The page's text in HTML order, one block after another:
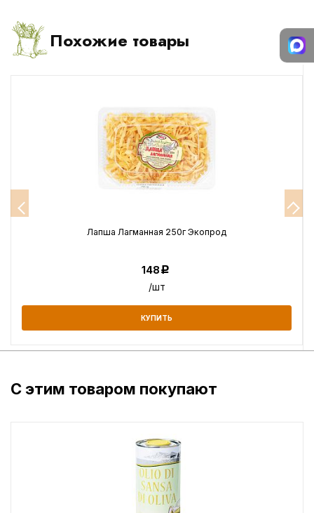
Похожие товары
Лапша Лагманная 250г Экопрод
148Р
/шт
КУПИТЬ
С этим товаром покупают